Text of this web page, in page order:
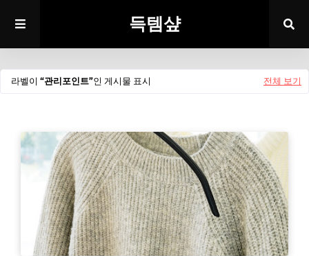
득템샾
라벨이 관리포인트 인 게시물 표시 전체 보기